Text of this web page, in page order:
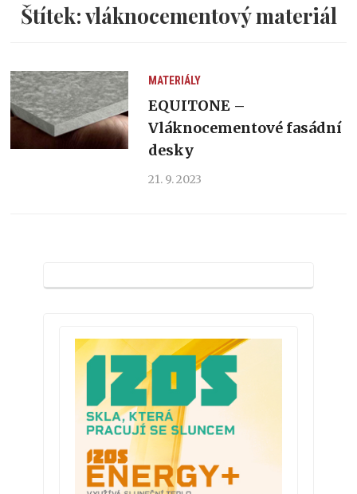
Štítek:vláknocementový materiál
MATERIÁLY
EQUITONE –
Vláknocementové fasádní
desky
21. 9. 2023